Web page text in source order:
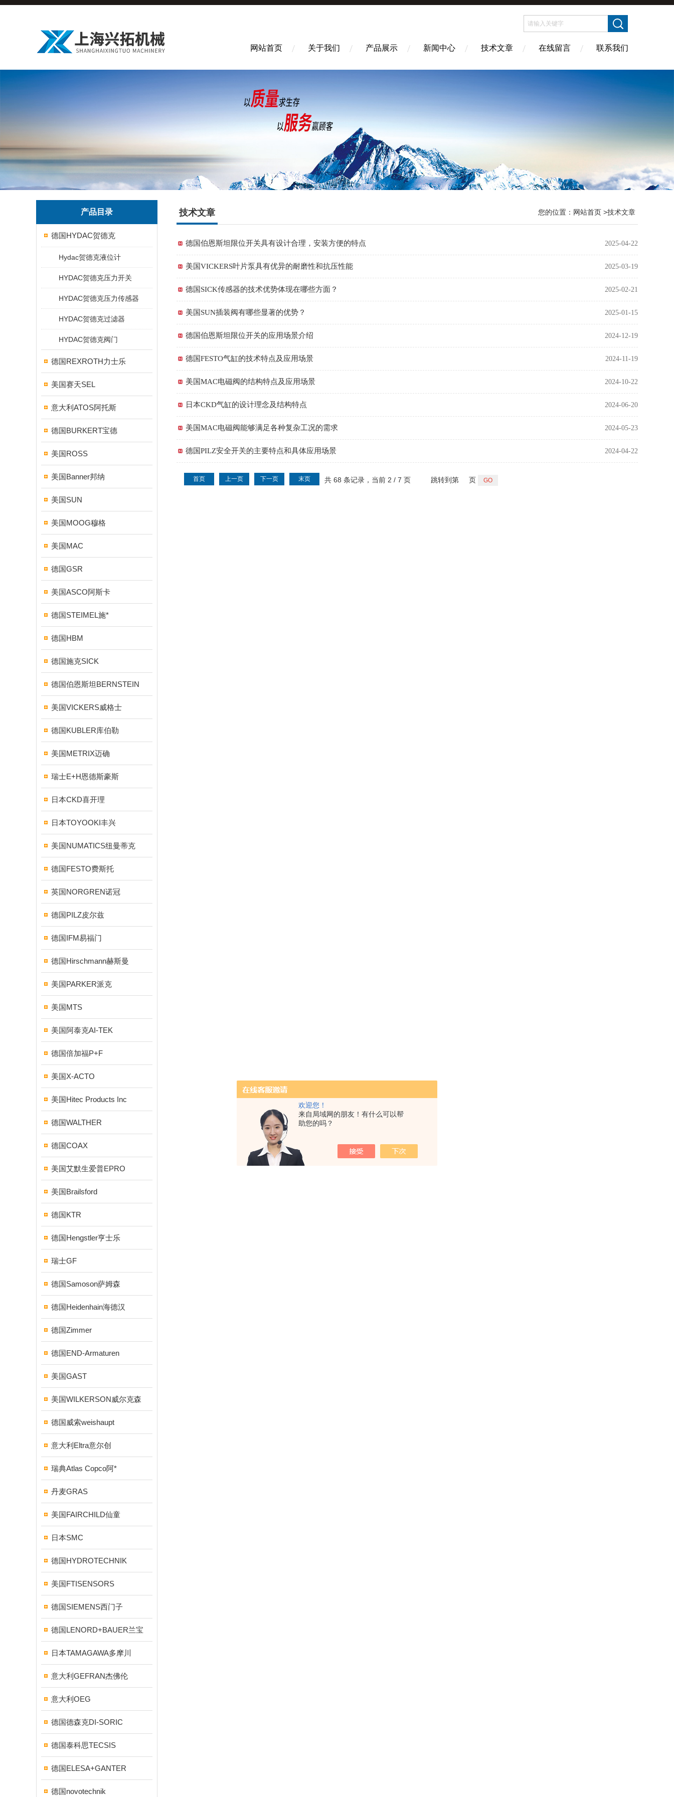
欢迎您！
来自局域网的朋友！有什么可以帮
助您的吗？
网站首页 关于我们 产品展示 新闻中心 技术文章 在线留言 联系我们
产品目录
德国HYDAC贺德克
Hydac贺德克液位计
HYDAC贺德克压力开关
HYDAC贺德克压力传感器
HYDAC贺德克过滤器
HYDAC贺德克阀门
德国REXROTH力士乐
美国赛天SEL
意大利ATOS阿托斯
德国BURKERT宝德
美国ROSS
美国Banner邦纳
美国SUN
美国MOOG穆格
美国MAC
德国GSR
美国ASCO阿斯卡
德国STEIMEL施*
德国HBM
德国施克SICK
德国伯恩斯坦BERNSTEIN
美国VICKERS威格士
德国KUBLER库伯勒
美国METRIX迈确
瑞士E+H恩德斯豪斯
日本CKD喜开理
日本TOYOOKI丰兴
美国NUMATICS纽曼蒂克
德国FESTO费斯托
英国NORGREN诺冠
德国PILZ皮尔兹
德国IFM易福门
德国Hirschmann赫斯曼
美国PARKER派克
美国MTS
美国阿泰克AI-TEK
德国倍加福P+F
美国X-ACTO
美国Hitec Products Inc
德国WALTHER
德国COAX
美国艾默生爱普EPRO
美国Brailsford
德国KTR
德国Hengstler亨士乐
瑞士GF
德国Samoson萨姆森
德国Heidenhain海德汉
德国Zimmer
德国END-Armaturen
美国GAST
美国WILKERSON威尔克森
德国威索weishaupt
意大利Eltra意尔创
瑞典Atlas Copco阿*
丹麦GRAS
美国FAIRCHILD仙童
日本SMC
德国HYDROTECHNIK
美国FTISENSORS
德国SIEMENS西门子
德国LENORD+BAUER兰宝
日本TAMAGAWA多摩川
意大利GEFRAN杰佛伦
意大利OEG
德国德森克DI-SORIC
德国泰科思TECSIS
德国ELESA+GANTER
德国novotechnik
技术文章 您的位置： 网站首页 >技术文章
德国伯恩斯坦限位开关具有设计合理，安装方便的特点 2025-04-22
美国VICKERS叶片泵具有优异的耐磨性和抗压性能 2025-03-19
德国SICK传感器的技术优势体现在哪些方面？ 2025-02-21
美国SUN插装阀有哪些显著的优势？ 2025-01-15
德国伯恩斯坦限位开关的应用场景介绍 2024-12-19
德国FESTO气缸的技术特点及应用场景 2024-11-19
美国MAC电磁阀的结构特点及应用场景 2024-10-22
日本CKD气缸的设计理念及结构特点 2024-06-20
美国MAC电磁阀能够满足各种复杂工况的需求 2024-05-23
德国PILZ安全开关的主要特点和具体应用场景 2024-04-22
共 68 条记录，当前 2 / 7 页
首页 上一页 下一页 末页 跳转到第 页